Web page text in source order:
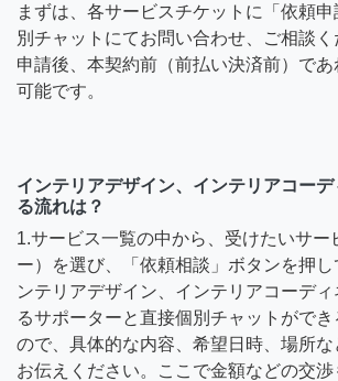
まずは、各サービスチケットに「依頼
別チャットにてお問い合わせ、ご相談
申請後、本契約前（前払い決済前）で
可能です。
インテリアデザイン、インテリアコー
る流れは？
1.サービス一覧の中から、受けたいサー
ー）を選び、「依頼相談」ボタンを押し
ンテリアデザイン、インテリアコーデ
るサポーターと直接個別チャットがで
ので、具体的な内容、希望日時、場所
お伝えください。ここで金額などの交